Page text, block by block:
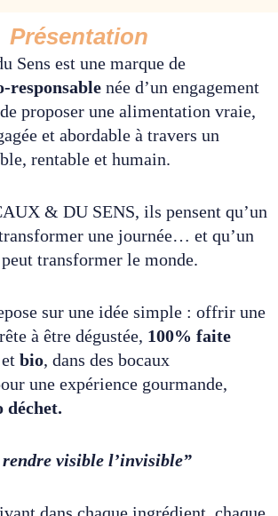
Présentation
Sens est une marque de
responsable née d’un engagement
proposer une alimentation vraie,
et abordable à travers un
rentable et humain.
& DU SENS, ils pensent qu’un
une journée… et qu’un
transformer le monde.
sur une idée simple : offrir une
à être dégustée, 100% faite
et bio, dans des bocaux
une expérience gourmande,
déchet.
rendre visible l’invisible”